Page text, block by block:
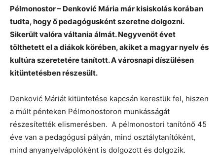
Pélmonostor – Denković Mária már kisiskolás korában
tudta, hogy ő pedagógusként szeretne dolgozni.
Sikerült valóra váltania álmát. Negyvenöt évet
tölthetett el a diákok körében, akiket a magyar nyelv és
kultúra szeretetére tanított. A városnapi díszülésen
kitüntetésben részesült.
Denković Máriát kitüntetése kapcsán kerestük fel, hiszen
a múlt pénteken Pélmonostoron munkásságát
részesítették elismerésben. A pélmonostori tanítónő 45
éve van a pedagógusi pályán, mind osztálytanítóként,
mind anyanyelvápolóként is dolgozott és dolgozik.